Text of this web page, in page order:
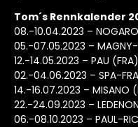
Tom´s Rennkalender
08.-10.04.2023 –
05.-07.05.2023 – MAGNY-
12.-14.05.2023 – PAU (FRA)
02.-04.06.2023 – SPA-
14.-16.07.2023 – MISANO
22.-24.09.2023 –
06.-08.10.2023 – PAUL-